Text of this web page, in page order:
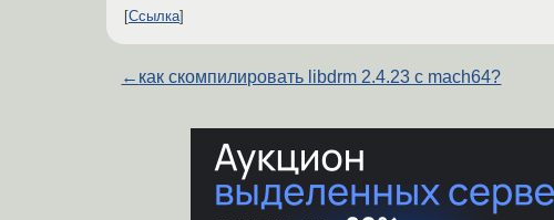
Ссылка
← как скомпилировать libdrm 2.4.23 с mach64?